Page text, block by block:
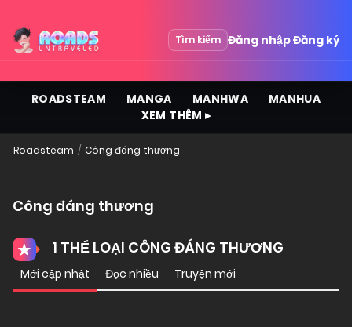
Tìm kiếm Đăng nhậpĐăng ký
ROADSTEAM MANGA MANHWA
MANHUA
XEM THÊM ▸
Roadsteam Công đáng thương
Công đáng thương
1 THỂ LOẠI CÔNG ĐÁNG THƯƠNG
Mới cập nhật Đọc nhiều Truyện mới